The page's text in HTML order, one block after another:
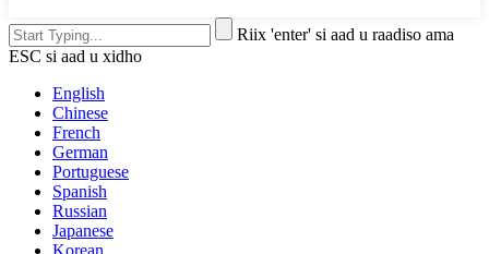
Riix 'enter' si aad u raadiso ama
ESC si aad u xidho
English
Chinese
French
German
Portuguese
Spanish
Russian
Japanese
Korean